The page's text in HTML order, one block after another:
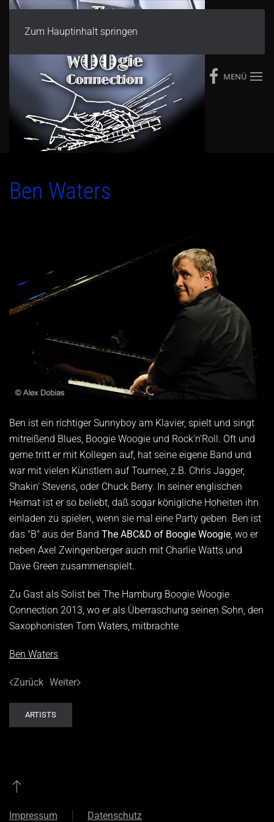
Zum Hauptinhalt springen
MENÜ
Ben Waters
Ben ist ein richtiger Sunnyboy am Klavier, spielt und singt
mitreißend Blues, Boogie Woogie und Rock'n'Roll. Oft und
gerne tritt er mit Kollegen auf, hat seine eigene Band und
war mit vielen Künstlern auf Tournee, z.B. Chris Jagger,
Shakin' Stevens, oder Chuck Berry. In seiner englischen
Heimat ist er so beliebt, daß sogar königliche Hoheiten ihn
einladen zu spielen, wenn sie mal eine Party geben. Ben ist
das "B" aus der Band The ABC&D of Boogie Woogie, wo er
neben Axel Zwingenberger auch mit Charlie Watts und
Dave Green zusammenspielt.
Zu Gast als Solist bei The Hamburg Boogie Woogie
Connection 2013, wo er als Überraschung seinen Sohn, den
Saxophonisten Tom Waters, mitbrachte
Ben Waters
Zurück Weiter
ARTISTS
Impressum Datenschutz